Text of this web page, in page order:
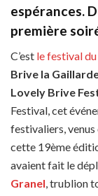
espérances.
première
C’est le festival
Brive la
Lovely Brive
Festival, cet
festivaliers,
cette 19ème
avaient fait le
Granel, trublion